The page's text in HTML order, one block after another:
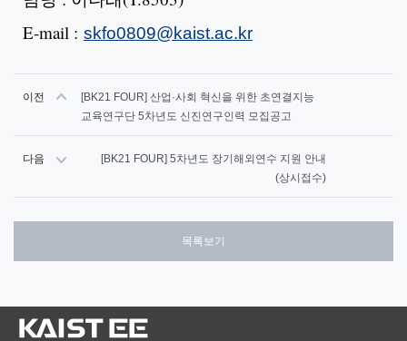
E-mail : skfo0809@kaist.ac.kr
이전
[BK21 FOUR] 산업·사회 혁신을 위한 초연결지능
교육연구단 5차년도 신진연구인력 모집공고
다음
[BK21 FOUR] 5차년도 장기해외연수 지원 안내
(상시접수)
목록보기